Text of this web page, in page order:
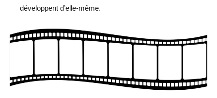
développent d’elle-même.